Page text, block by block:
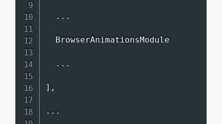
  ...
  BrowserAnimationsModule
  ...
],
...